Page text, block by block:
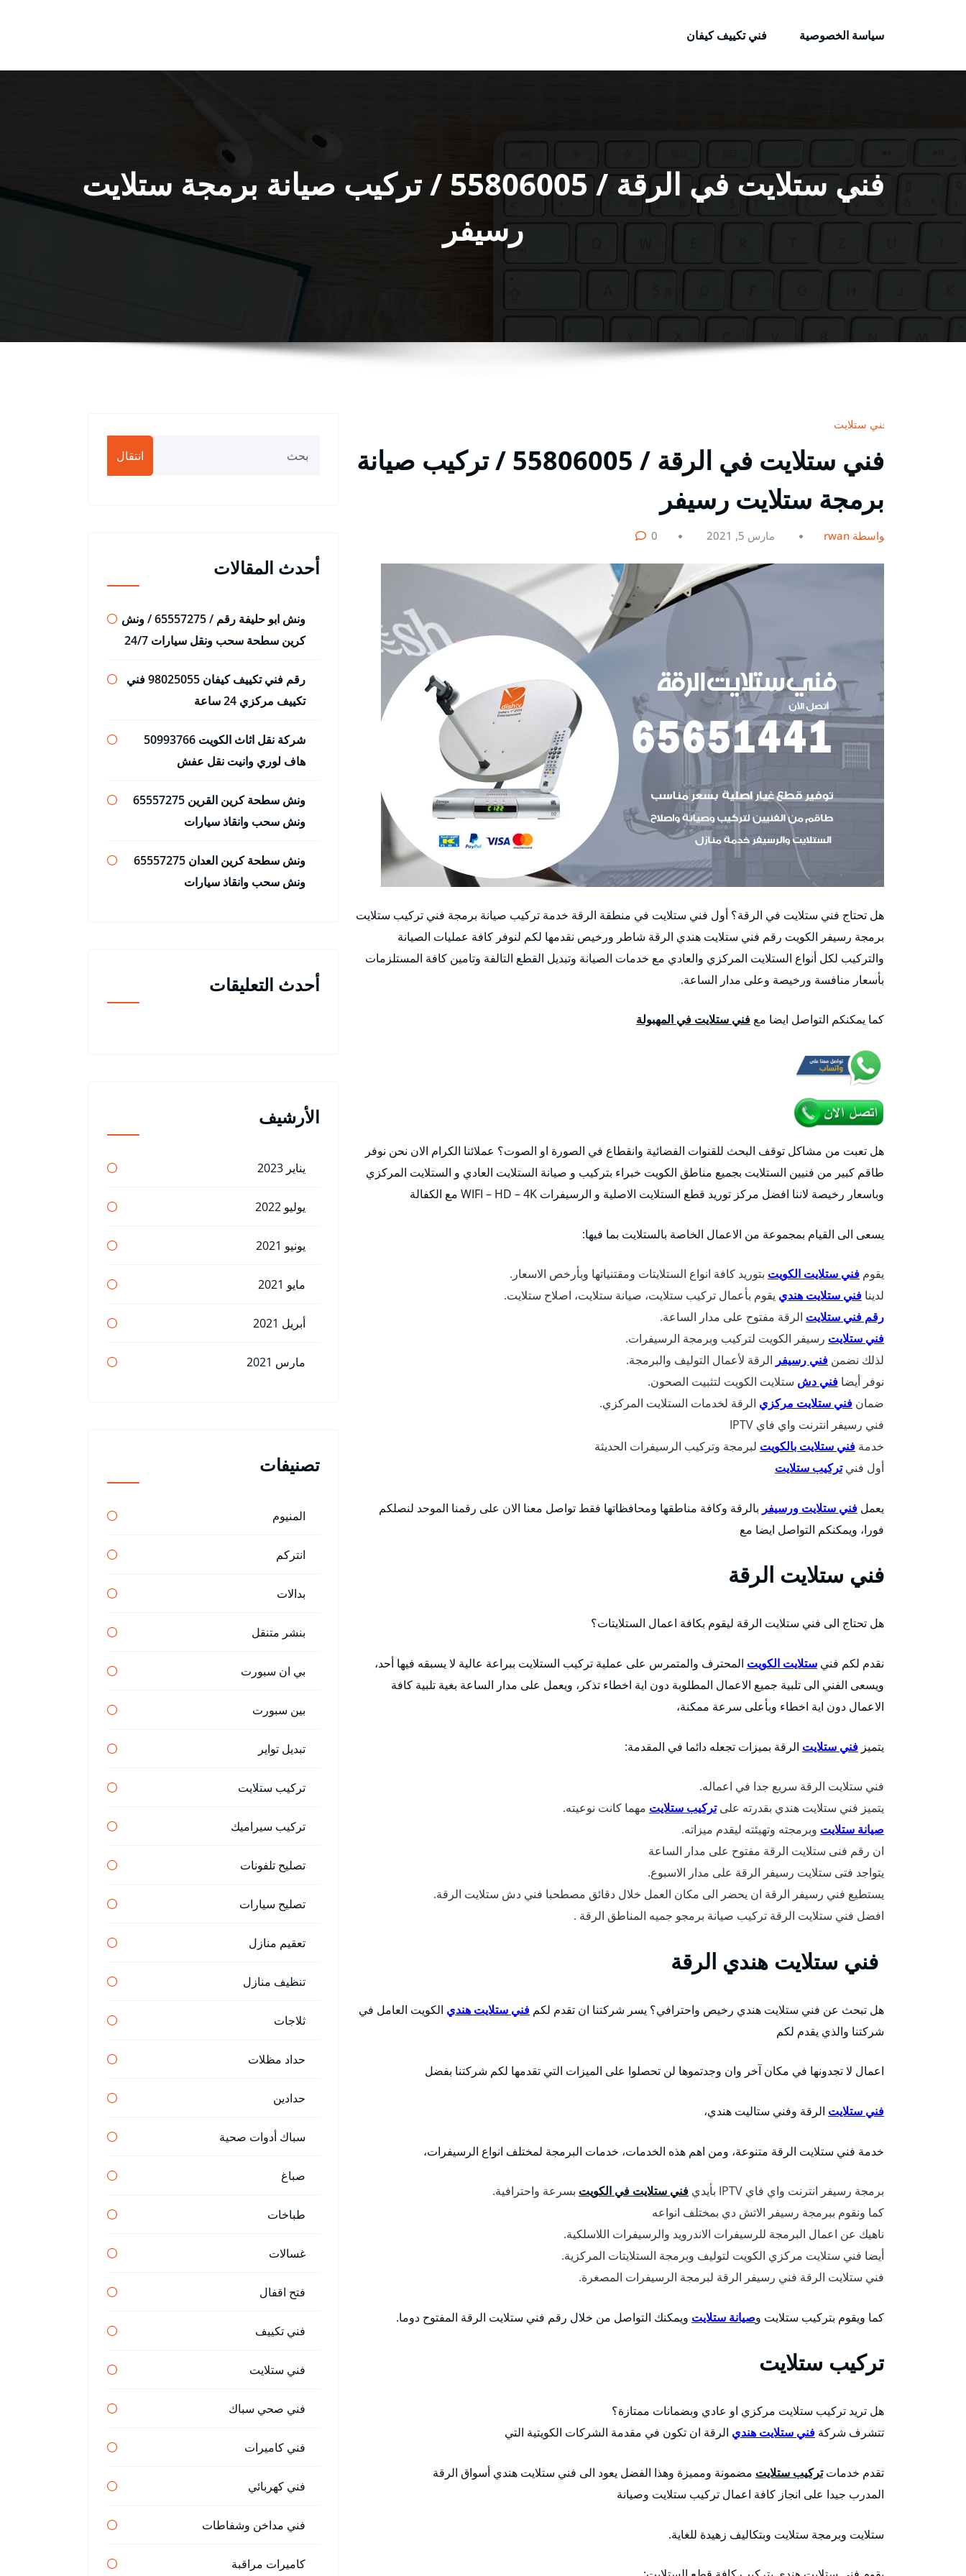
سياسة الخصوصية
فني تكييف كيفان
فني ستلايت في الرقة / 55806005 / تركيب صيانة برمجة ستلايت
رسيفر
فني ستلايت
فني ستلايت في الرقة / 55806005 / تركيب صيانة
برمجة ستلايت رسيفر
بواسطة rwan مارس 5, 2021 0
هل تحتاج فني ستلايت في الرقة؟ أول فني ستلايت في منطقة الرقة خدمة تركيب صيانة برمجة فني تركيب ستلايت
برمجة رسيفر الكويت رقم فني ستلايت هندي الرقة شاطر ورخيص نقدمها لكم لنوفر كافة عمليات الصيانة
والتركيب لكل أنواع الستلايت المركزي والعادي مع خدمات الصيانة وتبديل القطع التالفة وتامين كافة المستلزمات
بأسعار منافسة ورخيصة وعلى مدار الساعة.
كما يمكنكم التواصل ايضا مع فني ستلايت في المهبولة
هل تعبت من مشاكل توقف البحث للقنوات الفضائية وانقطاع في الصورة او الصوت؟ عملائنا الكرام الان نحن نوفر
طاقم كبير من فنيين الستلايت بجميع مناطق الكويت خبراء بتركيب و صيانة الستلايت العادي و الستلايت المركزي
وباسعار رخيصة لاننا افضل مركز توريد قطع الستلايت الاصلية و الرسيفرات WIFI – HD – 4K مع الكفالة
يسعى الى القيام بمجموعة من الاعمال الخاصة بالستلايت بما فيها:
يقوم فني ستلايت الكويت بتوريد كافة انواع الستلايتات ومقتنياتها وبأرخص الاسعار.
لدينا فني ستلايت هندي يقوم بأعمال تركيب ستلايت، صيانة ستلايت، اصلاح ستلايت.
رقم فني ستلايت الرقة مفتوح على مدار الساعة.
فني ستلايت رسيفر الكويت لتركيب وبرمجة الرسيفرات.
لذلك نضمن فني رسيفر الرقة لأعمال التوليف والبرمجة.
نوفر أيضا فني دش ستلايت الكويت لتثبيت الصحون.
ضمان فني ستلايت مركزي الرقة لخدمات الستلايت المركزي.
فني رسيفر انترنت واي فاي IPTV
خدمة فني ستلايت بالكويت لبرمجة وتركيب الرسيفرات الحديثة
أول فنيتركيب ستلايت
يعمل فني ستلايت ورسيفر بالرقة وكافة مناطقها ومحافظاتها فقط تواصل معنا الان على رقمنا الموحد لنصلكم
فورا، ويمكنكم التواصل ايضا مع
فني ستلايت الرقة
هل تحتاج الى فني ستلايت الرقة ليقوم بكافة اعمال الستلايتات؟
نقدم لكم فني ستلايت الكويت المحترف والمتمرس على عملية تركيب الستلايت ببراعة عالية لا يسبقه فيها أحد،
ويسعى الفني الى تلبية جميع الاعمال المطلوبة دون اية اخطاء تذكر، ويعمل على مدار الساعة بغية تلبية كافة
الاعمال دون اية اخطاء وبأعلى سرعة ممكنة،
يتميز فني ستلايت الرقة بميزات تجعله دائما في المقدمة:
فني ستلايت الرقة سريع جدا في اعماله.
يتميز فني ستلايت هندي بقدرته علىتركيب ستلايت مهما كانت نوعيته.
صيانة ستلايت وبرمجته وتهيئته ليقدم ميزاته.
ان رقم فنى ستلايت الرقة مفتوح على مدار الساعة
يتواجد فتى ستلايت رسيفر الرقة على مدار الاسبوع.
يستطيع فني رسيفر الرقة ان يحضر الى مكان العمل خلال دقائق مصطحبا فني دش ستلايت الرقة.
افضل فني ستلايت الرقة تركيب صيانة برمجو جميه المناطق الرقة .
فني ستلايت هندي الرقة
هل تبحث عن فني ستلايت هندي رخيص واحترافي؟ يسر شركتنا ان تقدم لكم فني ستلايت هندي الكويت العامل في
شركتنا والذي يقدم لكم
اعمال لا تجدونها في مكان آخر وان وجدتموها لن تحصلوا على الميزات التي تقدمها لكم شركتنا بفضل
فني ستلايت الرقة وفني ستاليت هندي،
خدمة فني ستلايت الرقة متنوعة، ومن اهم هذه الخدمات، خدمات البرمجة لمختلف انواع الرسيفرات،
برمجة رسيفر انترنت واي فاي IPTV بأيدي فني ستلايت في الكويت بسرعة واحترافية.
كما ونقوم ببرمجة رسيفر الاتش دي بمختلف انواعه
ناهيك عن اعمال البرمجة للرسيفرات الاندرويد والرسيفرات اللاسلكية.
أيضا فني ستلايت مركزي الكويت لتوليف وبرمجة الستلايتات المركزية.
فني ستلايت الرقة فني رسيفر الرقة لبرمجة الرسيفرات المصغرة.
كما ويقوم بتركيب ستلايت وصيانة ستلايت ويمكنك التواصل من خلال رقم فني ستلايت الرقة المفتوح دوما.
تركيب ستلايت
هل تريد تركيب ستلايت مركزي او عادي وبضمانات ممتازة؟
تتشرف شركة فني ستلايت هندي الرقة ان تكون في مقدمة الشركات الكويتية التي
تقدم خدماتتركيب ستلايت مضمونة ومميزة وهذا الفضل يعود الى فني ستلايت هندي أسواق الرقة
المدرب جيدا على انجاز كافة اعمال تركيب ستلايت وصيانة
ستلايت وبرمجة ستلايت وبتكاليف زهيدة للغاية.
انتقال
أحدث المقالات
ونش ابو حليفة رقم / 65557275 / ونش
كرين سطحة سحب ونقل سيارات 24/7
رقم فني تكييف كيفان 98025055 فني
تكييف مركزي 24 ساعة
شركة نقل اثاث الكويت 50993766
هاف لوري وانيت نقل عفش
ونش سطحة كرين القرين 65557275
ونش سحب وانقاذ سيارات
ونش سطحة كرين العدان 65557275
ونش سحب وانقاذ سيارات
أحدث التعليقات
الأرشيف
يناير 2023
يوليو 2022
يونيو 2021
مايو 2021
أبريل 2021
مارس 2021
تصنيفات
المنيوم
انتركم
بدالات
بنشر متنقل
بي ان سبورت
بين سبورت
تبديل تواير
تركيب ستلايت
تركيب سيراميك
تصليح تلفونات
تصليح سيارات
تعقيم منازل
تنظيف منازل
ثلاجات
حداد مظلات
حدادين
سباك أدوات صحية
صباغ
طباخات
غسالات
فتح اقفال
فني تكييف
فني ستلايت
فني صحي سباك
فني كاميرات
فني كهربائي
فني مداخن وشفاطات
كاميرات مراقبة